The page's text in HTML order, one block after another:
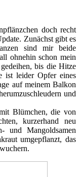
doch recht
Zunächst gibt es
sind mir beide
ohnehin schon mein
bis die Hitze
ist leider Opfer eines
auf meinem Balkon
und
Blümchen, die von
kurzerhand neu
und Mangoldsamen
umgepflanzt, das